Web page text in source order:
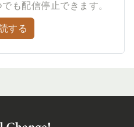
も配信停止できます。
する